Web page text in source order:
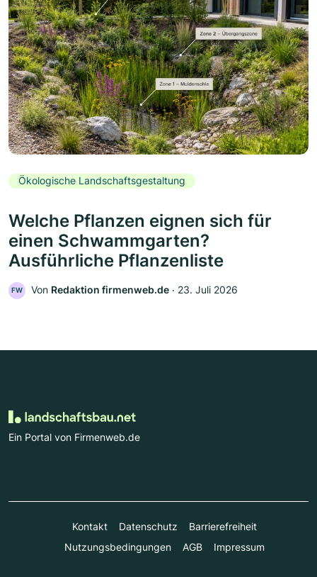
Ökologische Landschaftsgestaltung
Welche Pflanzen eignen sich für
einen Schwammgarten?
Ausführliche Pflanzenliste
FW Von Redaktion firmenweb.de ‧ 23. Juli 2026
Ein Portal von Firmenweb.de
Kontakt Datenschutz
Barrierefreiheit
Nutzungsbedingungen
AGB Impressum